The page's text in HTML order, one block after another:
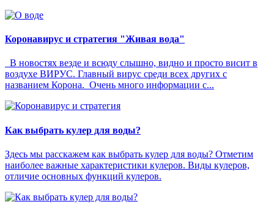
Коронавирус и стратегия "Живая вода"
В новостях везде и всюду слышно, видно и просто висит в
воздухе ВИРУС. Главный вирус среди всех других с
названием Корона. Очень много информации с...
Как выбрать кулер для воды?
Здесь мы расскажем как выбрать кулер для воды? Отметим
наиболее важные характеристики кулеров. Виды кулеров,
отличие основных функций кулеров.